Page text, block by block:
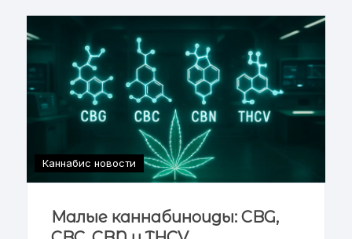
Эффект антуража
Каннабис новости
Малые каннабиноиды: CBG,